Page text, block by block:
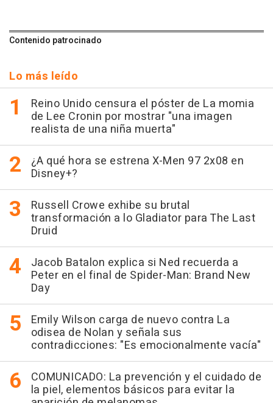
Contenido patrocinado
Lo más leído
Reino Unido censura el póster de La momia
de Lee Cronin por mostrar "una imagen
realista de una niña muerta"
¿A qué hora se estrena X-Men 97 2x08 en
Disney+?
Russell Crowe exhibe su brutal
transformación a lo Gladiator para The Last
Druid
Jacob Batalon explica si Ned recuerda a
Peter en el final de Spider-Man: Brand New
Day
Emily Wilson carga de nuevo contra La
odisea de Nolan y señala sus
contradicciones: "Es emocionalmente vacía"
COMUNICADO: La prevención y el cuidado de
la piel, elementos básicos para evitar la